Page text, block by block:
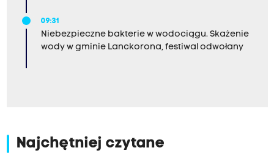
09:31
Niebezpieczne bakterie w wodociągu. Skażenie
wody w gminie Lanckorona, festiwal odwołany
Najchętniej czytane